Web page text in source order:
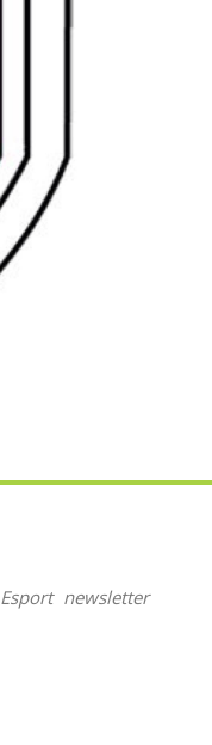
Esport newsletter